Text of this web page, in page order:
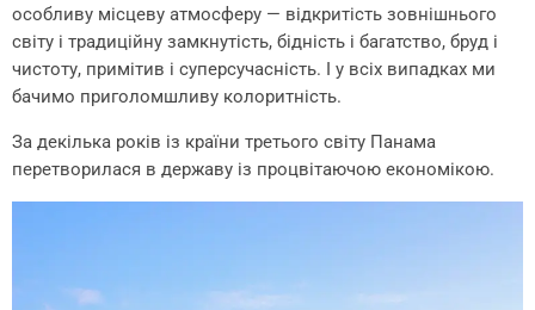
особливу місцеву атмосферу — відкритість зовнішнього
світу і традиційну замкнутість, бідність і багатство, бруд і
чистоту, примітив і суперсучасність. І у всіх випадках ми
бачимо приголомшливу колоритність.
За декілька років із країни третього світу Панама
перетворилася в державу із процвітаючою економікою.